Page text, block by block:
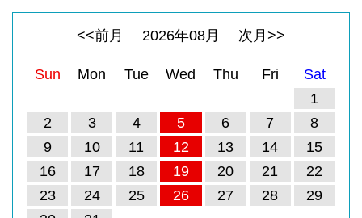
<<前月 2026年08月 次月>>
Sun Mon Tue Wed Thu Fri
Sat
1
2
3 4 5 6 7
8
9
10 11 12 13 14
15
16
17 18 19 20 21
22
23
24 25 26 27 28
29